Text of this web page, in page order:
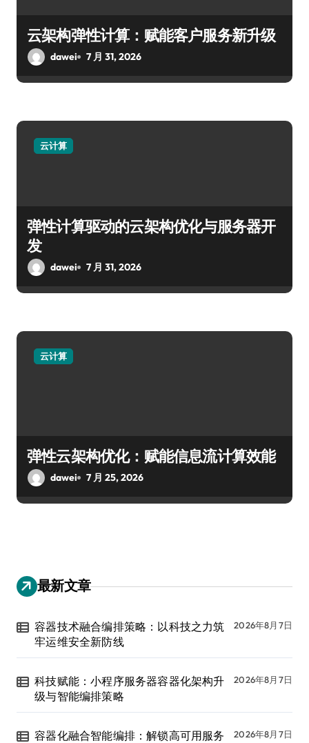
云架构弹性计算：赋能客户服务新升级
dawei 7 月 31, 2026
云计算
弹性计算驱动的云架构优化与服务器开
发
dawei 7 月 31, 2026
云计算
弹性云架构优化：赋能信息流计算效能
dawei 7 月 25, 2026
最新文章
容器技术融合编排策略：以科技之力筑
牢运维安全新防线
2026年8月7日
科技赋能：小程序服务器容器化架构升
级与智能编排策略
2026年8月7日
容器化融合智能编排：解锁高可用服务
2026年8月7日